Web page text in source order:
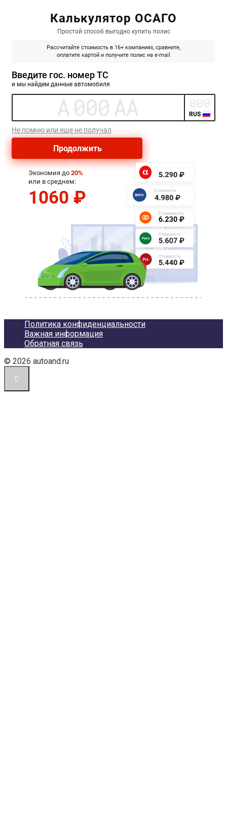
Политика конфиденциальности
Важная информация
Обратная связь
© 2026 autoand.ru